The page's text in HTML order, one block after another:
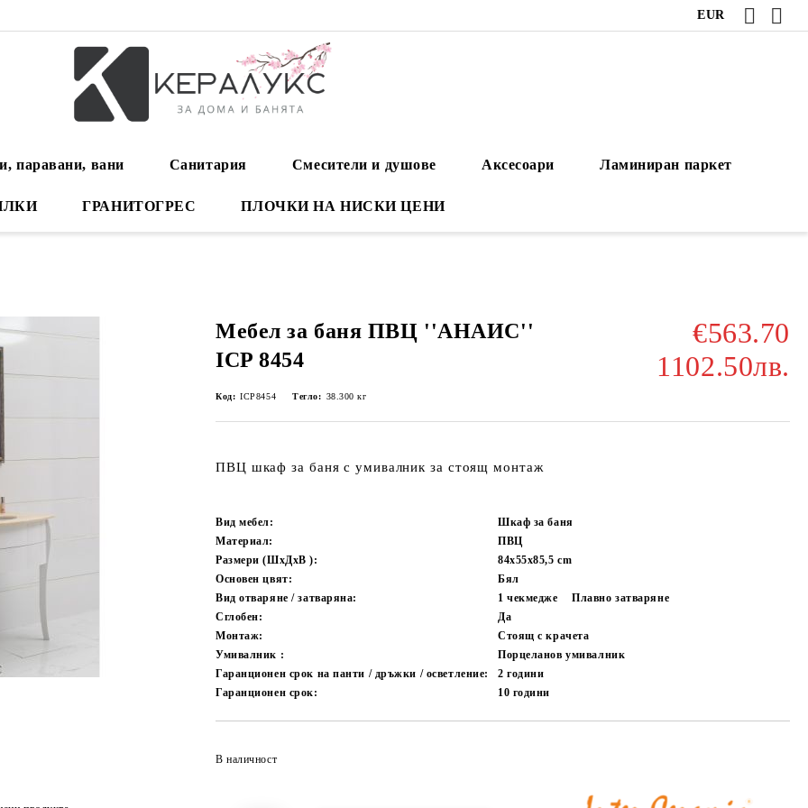
EUR
паравани, вани Санитария Смесители и душове Аксесоари Ламиниран паркет
ГРАНИТОГРЕС ПЛОЧКИ НА НИСКИ ЦЕНИ
Мебел за баня ПВЦ ''АНАИС''
ICP 8454
€563.70
1102.50лв.
Код: ICP8454 Тегло: 38.300 кг
ПВЦ шкаф за баня с умивалник за стоящ монтаж
Вид мебел:
Шкаф за баня
Материал:
ПВЦ
Размери (ШxДxВ ):
84х55х85,5cm
Основен цвят:
Бял
Вид отваряне / затваряна:
1 чекмедже
Плавно затваряне
Сглобен:
Да
Монтаж:
Стоящ с крачета
Умивалник :
Порцеланов умивалник
Гаранционен срок на панти / дръжки / осветление:
2 години
Гаранционен срок:
10 години
В наличност